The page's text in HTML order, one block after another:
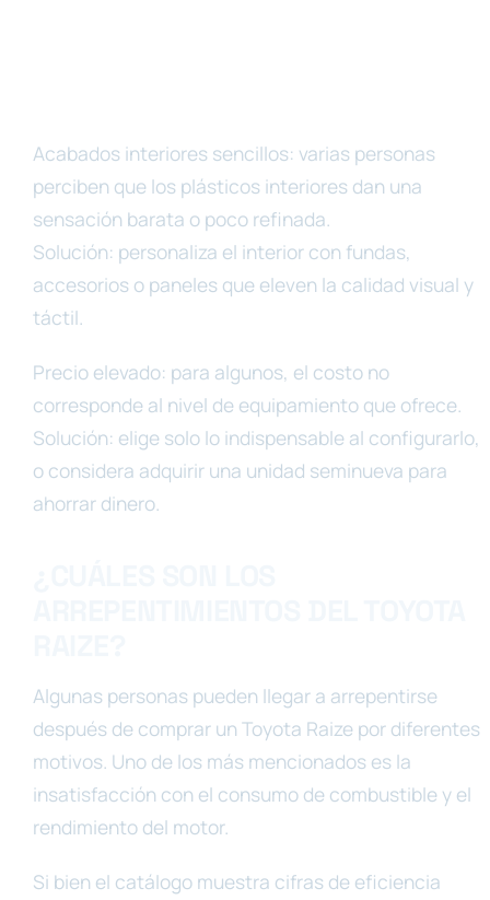
Acabados interiores sencillos: varias personas
perciben que los plásticos interiores dan una
sensación barata o poco refinada.
Solución: personaliza el interior con fundas,
accesorios o paneles que eleven la calidad visual y
táctil.
Precio elevado: para algunos, el costo no
corresponde al nivel de equipamiento que ofrece.
Solución: elige solo lo indispensable al configurarlo,
o considera adquirir una unidad seminueva para
ahorrar dinero.
Algunas personas pueden llegar a arrepentirse
después de comprar un Toyota Raize por diferentes
motivos. Uno de los más mencionados es la
insatisfacción con el consumo de combustible y el
rendimiento del motor.
Si bien el catálogo muestra cifras de eficiencia